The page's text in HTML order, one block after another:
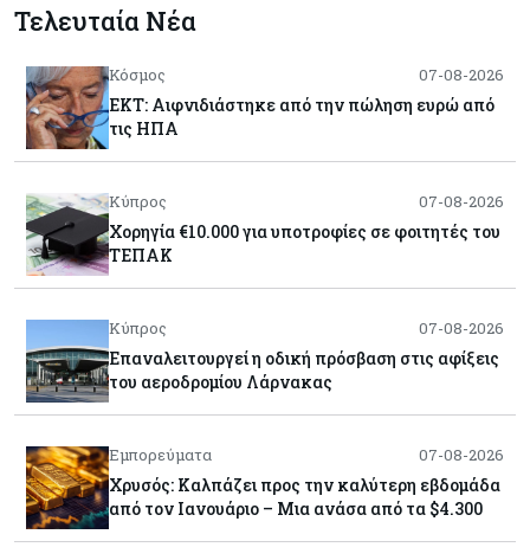
Τελευταία Νέα
Κόσμος 07-08-2026
ΕΚΤ: Αιφνιδιάστηκε από την πώληση ευρώ από
τις ΗΠΑ
Κύπρος 07-08-2026
Χορηγία €10.000 για υποτροφίες σε φοιτητές του
ΤΕΠΑΚ
Κύπρος 07-08-2026
Επαναλειτουργεί η οδική πρόσβαση στις αφίξεις
του αεροδρομίου Λάρνακας
Εμπορεύματα 07-08-2026
Χρυσός: Καλπάζει προς την καλύτερη εβδομάδα
από τον Ιανουάριο – Μια ανάσα από τα $4.300